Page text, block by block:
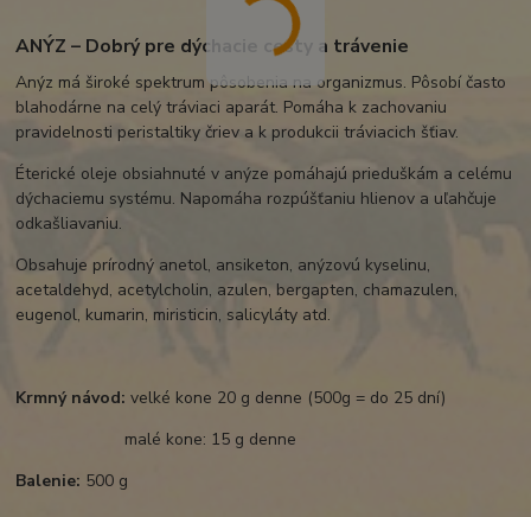
ANÝZ – Dobrý pre dýchacie cesty a trávenie
Anýz má široké spektrum pôsobenia na organizmus. Pôsobí často
blahodárne na celý tráviaci aparát. Pomáha k zachovaniu
pravidelnosti peristaltiky čriev a k produkcii tráviacich šťiav.
Éterické oleje obsiahnuté v anýze pomáhajú prieduškám a celému
dýchaciemu systému. Napomáha rozpúšťaniu hlienov a uľahčuje
odkašliavaniu.
Obsahuje prírodný anetol, ansiketon, anýzovú kyselinu,
acetaldehyd, acetylcholin, azulen, bergapten, chamazulen,
eugenol, kumarin, miristicin, salicyláty atd.
Krmný návod: velké kone 20 g denne (500g = do 25 dní)
malé kone: 15 g denne
Balenie: 500 g